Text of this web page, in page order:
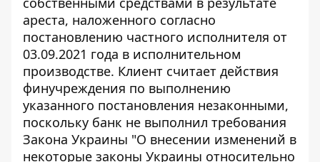
ареста, наложенного согласно
постановлению частного исполнителя от
03.09.2021 года в исполнительном
производстве. Клиент считает действия
финучреждения по выполнению
указанного постановления незаконными,
поскольку банк не выполнил требования
Закона Украины "О внесении изменений в
некоторые законы Украины относительно